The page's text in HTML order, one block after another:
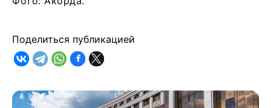
Поделиться публикацией